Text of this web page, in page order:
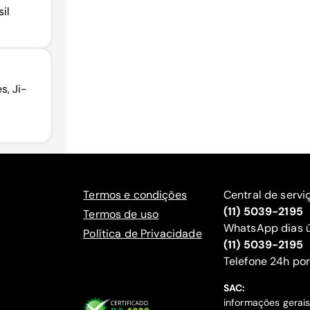
Ji-
Termos e condições
Termos de uso
Política de Privacidade
Central de
(11) 5039-2195
WhatsApp dias
(11) 5039-2195
‍Telefone 24h
SAC:
informações